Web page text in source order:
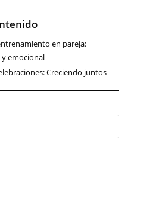
en pareja:
y emocional
Creciendo juntos